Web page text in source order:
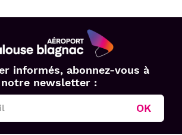
informés, abonnez-vous à
notre newsletter :
OK